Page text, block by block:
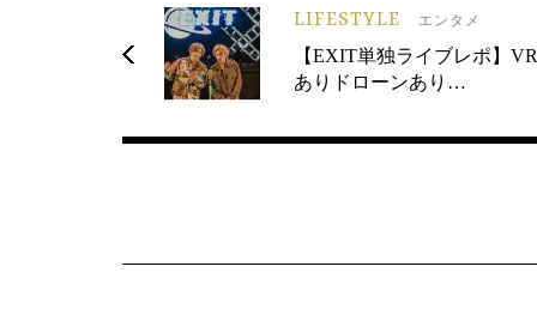
LIFESTYLE エンタメ
【EXIT単独ライブレポ】VR
ありドローンあり…